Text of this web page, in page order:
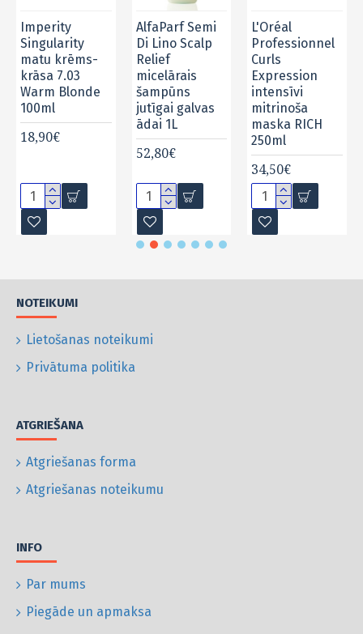
PALE
Imperity
Singularity
matu krēms-
krāsa 7.03
Warm Blonde
100ml
18,90€
AlfaParf Semi
Di Lino Scalp
Relief
micelārais
šampūns
jutīgai galvas
ādai 1L
52,80€
L'Oréal
Professionnel
Curls
Expression
intensīvi
mitrinoša
maska RICH
250ml
34,50€
NOTEIKUMI
Lietošanas noteikumi
Privātuma politika
ATGRIEŠANA
Atgriešanas forma
Atgriešanas noteikumu
INFO
Par mums
Piegāde un apmaksa